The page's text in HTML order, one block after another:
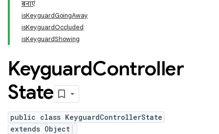
बनाएं
isKeyguardGoingAway
isKeyguardOccluded
isKeyguardShowing
KeyguardController
State
public class KeyguardControllerState
extends Object